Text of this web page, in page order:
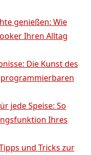
genießen: Wie‌
Ihren ​Alltag
Die Kunst des
jede Speise: So
Ihres
und Tricks zur